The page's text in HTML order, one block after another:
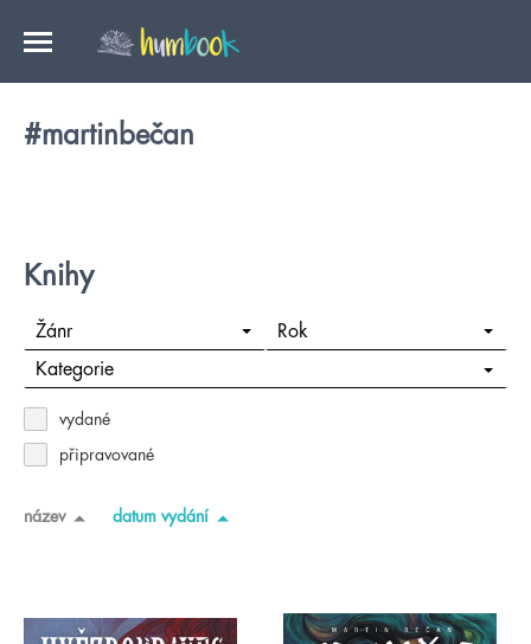
#martinbečan
Knihy
Žánr Rok
Kategorie
vydané
připravované
název datum vydání